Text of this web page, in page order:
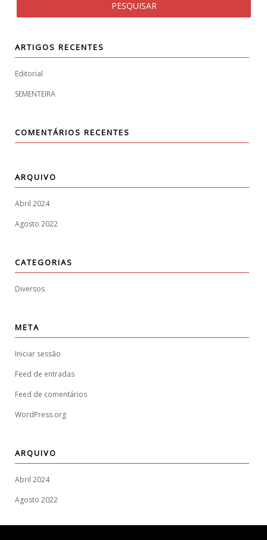
ARTIGOS RECENTES
Editorial
SEMENTEIRA
COMENTÁRIOS RECENTES
ARQUIVO
Abril 2024
Agosto 2022
CATEGORIAS
Diversos
META
Iniciar sessão
Feed de entradas
Feed de comentários
WordPress.org
ARQUIVO
Abril 2024
Agosto 2022